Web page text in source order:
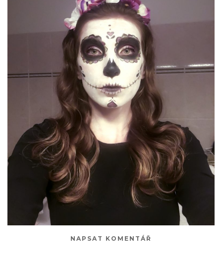
NAPSAT KOMENTÁŘ